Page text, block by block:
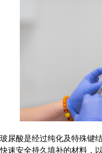
玻尿酸是经过纯化及特殊键
快速安全持久填补的材料，